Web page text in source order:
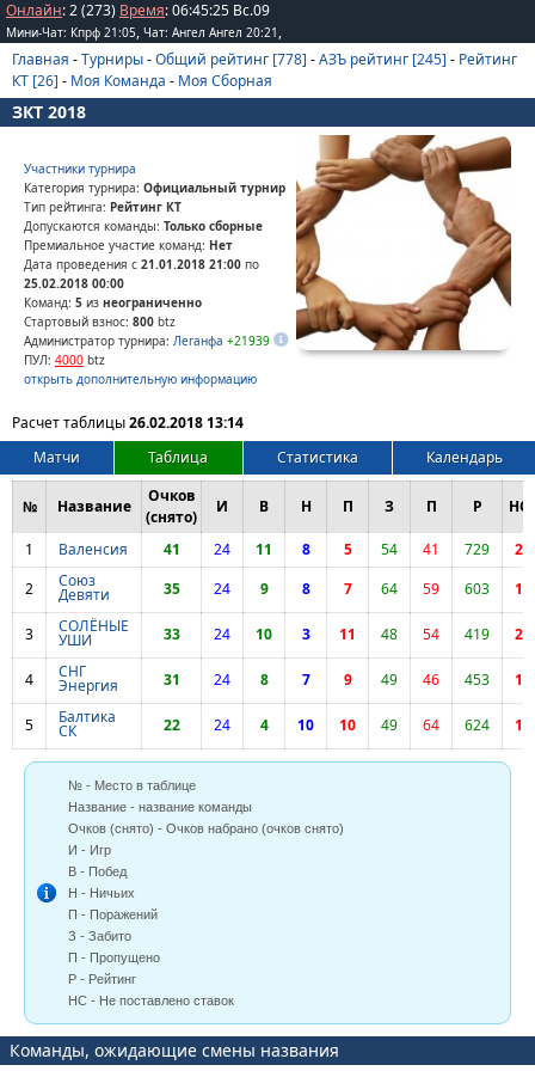
Онлайн: 2 (273) Время:06:45:25 Вс.09
Мини-Чат: Кпрф 21:05, Чат: Ангел Ангел 20:21 ,
Главная -Турниры-Общий рейтинг [778] -АЗЪ рейтинг [245] - Рейтинг
КТ [26] - Моя Команда - Моя Сборная
ЗКТ 2018
Участники турнира
Категория турнира: Официальный турнир
Тип рейтинга: Рейтинг КТ
Допускаются команды: Только сборные
Премиальное участие команд: Нет
Дата проведения с 21.01.2018 21:00 по
25.02.2018 00:00
Команд: 5 из неограниченно
Стартовый взнос: 800 btz
Администратор турнира: Леганфа +21939
ПУЛ: 4000 btz
открыть дополнительную информацию
Расчет таблицы26.02.2018 13:14
Матчи
Таблица Статистика Календарь
№ Название
Очков
(снято)
И В Н П З П Р НС
1 Валенсия 41 24 11 8 5 54 41 729
2
2
Союз
Девяти 35 24 9 8 7 64 59 603 1
3 СОЛЁНЫЕ
УШИ 33 24 10 3 11 48 54 419 2
4 СНГ
Энергия 31 24 8 7 9 49 46 453 1
5 Балтика
СК 22 24 4 10 10 49 64 624 1
№ - Место в таблице
Название - название команды
Очков (снято) - Очков набрано (очков снято)
И - Игр
В - Побед
Н - Ничьих
П - Поражений
З - Забито
П - Пропущено
Р - Рейтинг
НС - Не поставлено ставок
Команды, ожидающие смены названия